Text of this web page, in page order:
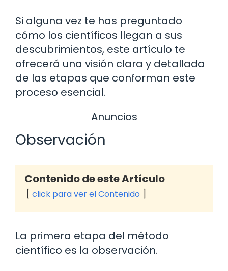
Si alguna vez te has preguntado
cómo los científicos llegan a sus
descubrimientos, este artículo te
ofrecerá una visión clara y detallada
de las etapas que conforman este
proceso esencial.
Anuncios
Observación
Contenido de este Artículo
click para ver el Contenido
La primera etapa del método
científico es la observación.